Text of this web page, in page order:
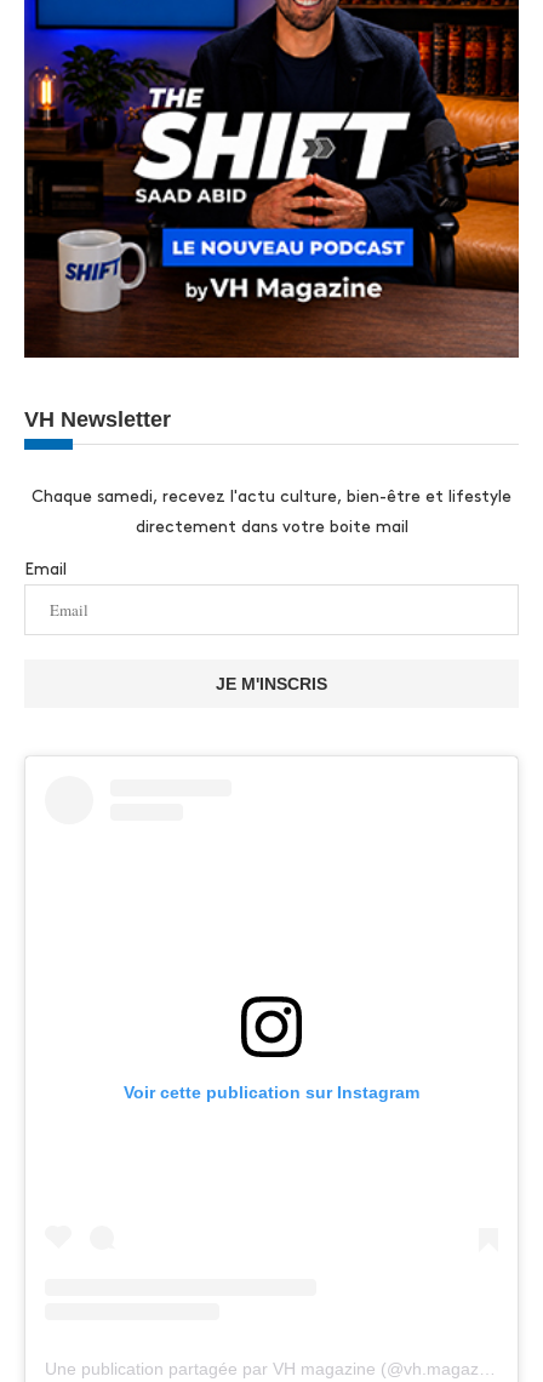
VH Newsletter
Chaque samedi, recevez l'actu culture, bien-être et lifestyle
directement dans votre boite mail
Email
JE M'INSCRIS
Voir cette publication sur Instagram
Une publication partagée par VH magazine (@vh.magazine)